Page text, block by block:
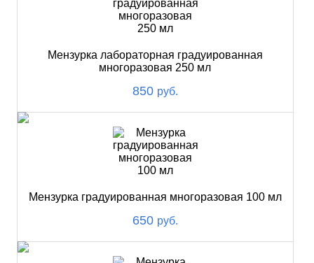
Мензурка лабораторная градуированная
многоразовая 250 мл
850 руб.
Мензурка градуированная многоразовая 100 мл
650 руб.